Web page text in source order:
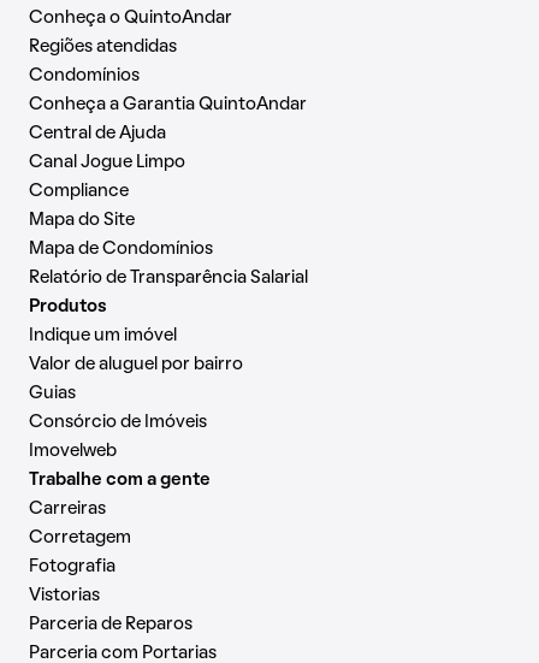
Conheça o QuintoAndar
Regiões atendidas
Condomínios
Conheça a Garantia QuintoAndar
Central de Ajuda
Canal Jogue Limpo
Compliance
Mapa do Site
Mapa de Condomínios
Relatório de Transparência Salarial
Produtos
Indique um imóvel
Valor de aluguel por bairro
Guias
Consórcio de Imóveis
Imovelweb
Trabalhe com a gente
Carreiras
Corretagem
Fotografia
Vistorias
Parceria de Reparos
Parceria com Portarias